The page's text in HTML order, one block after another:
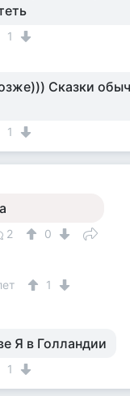
1
Сказки
1
2
0
1
Я в Голландии
1